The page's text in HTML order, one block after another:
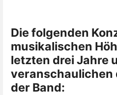
Die folgenden
musikalischen
letzten drei Jahre
veranschaulichen
der Band: